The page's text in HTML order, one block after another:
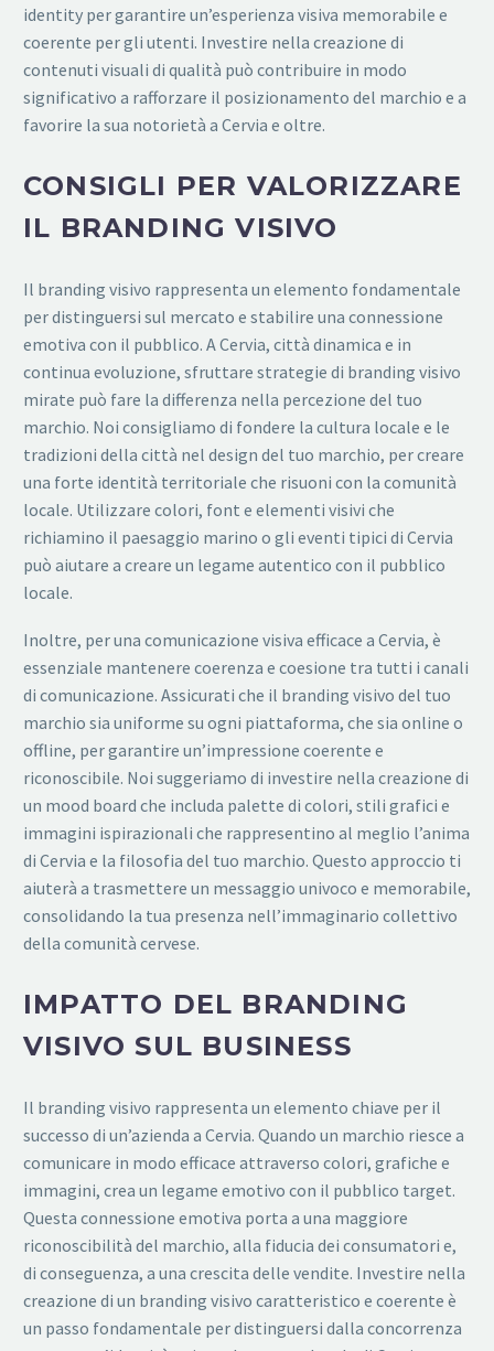
identity per garantire un’esperienza visiva memorabile e
coerente per gli utenti. Investire nella creazione di
contenuti visuali di qualità può contribuire in modo
significativo a rafforzare il posizionamento del marchio e a
favorire la sua notorietà a Cervia e oltre.
CONSIGLI PER VALORIZZARE
IL BRANDING VISIVO
Il branding visivo rappresenta un elemento fondamentale
per distinguersi sul mercato e stabilire una connessione
emotiva con il pubblico. A Cervia, città dinamica e in
continua evoluzione, sfruttare strategie di branding visivo
mirate può fare la differenza nella percezione del tuo
marchio. Noi consigliamo di fondere la cultura locale e le
tradizioni della città nel design del tuo marchio, per creare
una forte identità territoriale che risuoni con la comunità
locale. Utilizzare colori, font e elementi visivi che
richiamino il paesaggio marino o gli eventi tipici di Cervia
può aiutare a creare un legame autentico con il pubblico
locale.
Inoltre, per una comunicazione visiva efficace a Cervia, è
essenziale mantenere coerenza e coesione tra tutti i canali
di comunicazione. Assicurati che il branding visivo del tuo
marchio sia uniforme su ogni piattaforma, che sia online o
offline, per garantire un’impressione coerente e
riconoscibile. Noi suggeriamo di investire nella creazione di
un mood board che includa palette di colori, stili grafici e
immagini ispirazionali che rappresentino al meglio l’anima
di Cervia e la filosofia del tuo marchio. Questo approccio ti
aiuterà a trasmettere un messaggio univoco e memorabile,
consolidando la tua presenza nell’immaginario collettivo
della comunità cervese.
IMPATTO DEL BRANDING
VISIVO SUL BUSINESS
Il branding visivo rappresenta un elemento chiave per il
successo di un’azienda a Cervia. Quando un marchio riesce a
comunicare in modo efficace attraverso colori, grafiche e
immagini, crea un legame emotivo con il pubblico target.
Questa connessione emotiva porta a una maggiore
riconoscibilità del marchio, alla fiducia dei consumatori e,
di conseguenza, a una crescita delle vendite. Investire nella
creazione di un branding visivo caratteristico e coerente è
un passo fondamentale per distinguersi dalla concorrenza